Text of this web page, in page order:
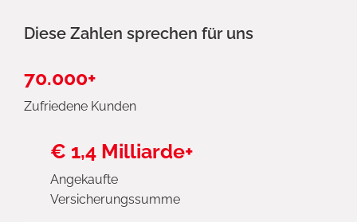
Diese Zahlen sprechen für uns
70.000+
Zufriedene Kunden
€ 1,4 Milliarde+
Angekaufte
Versicherungssumme